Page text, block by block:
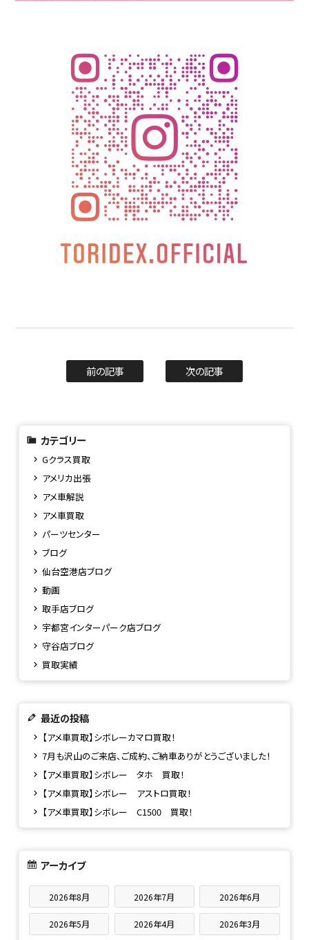
前の記事 次の記事
カテゴリー
Gクラス買取
アメリカ出張
アメ車解説
アメ車買取
パーツセンター
ブログ
仙台空港店ブログ
動画
取手店ブログ
宇都宮インターパーク店ブログ
守谷店ブログ
買取実績
最近の投稿
【アメ車買取】シボレーカマロ買取！
7月も沢山のご来店、ご成約、ご納車ありがとうございました！
【アメ車買取】シボレー タホ 買取！
【アメ車買取】シボレー アストロ買取！
【アメ車買取】シボレー C1500 買取！
アーカイブ
2026年8月 2026年7月 2026年6月
2026年5月 2026年4月 2026年3月